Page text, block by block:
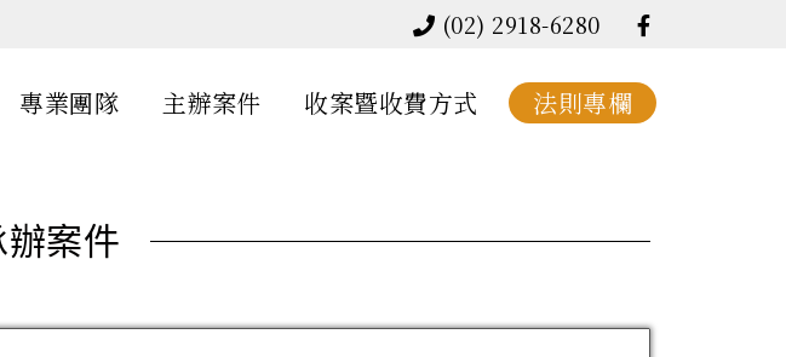
(02) 2918-6280
專業團隊 主辦案件 收案暨收費方式 法則專欄
案件